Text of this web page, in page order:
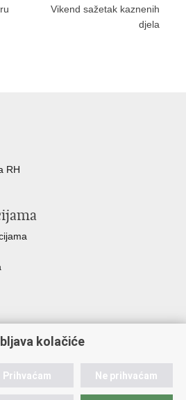
Vikend sažetak kaznenih
djela
RH
kolačiće
Prihvaćam Ne prihvaćam